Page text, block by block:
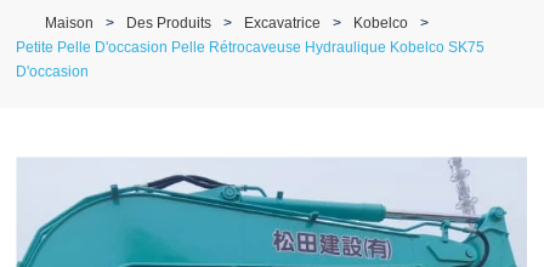
Maison Des Produits Excavatrice
Kobelco
Petite Pelle D'occasion Pelle Rétrocaveuse Hydraulique Kobelco SK75
D'occasion